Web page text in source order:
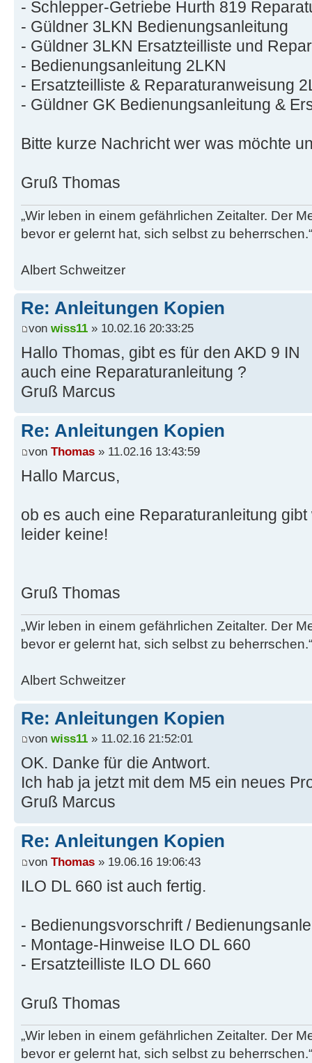
- Schlepper-Getriebe Hurth 819
- Güldner 3LKN Bedienungsanleitung
- Güldner 3LKN Ersatzteilliste und
- Bedienungsanleitung 2LKN
- Ersatzteilliste & Reparaturanweisung
- Güldner GK Bedienungsanleitung &
Bitte kurze Nachricht wer was möchte
Gruß Thomas
„Wir leben in einem gefährlichen Zeitalter. Der
bevor er gelernt hat, sich selbst zu beherrschen.“
Albert Schweitzer
Re: Anleitungen Kopien
von wiss11 » 10.02.16 20:33:25
Hallo Thomas, gibt es für den AKD 9 IN
auch eine Reparaturanleitung ?
Gruß Marcus
Re: Anleitungen Kopien
von Thomas » 11.02.16 13:43:59
Hallo Marcus,
ob es auch eine Reparaturanleitung
leider keine!
Gruß Thomas
„Wir leben in einem gefährlichen Zeitalter. Der
bevor er gelernt hat, sich selbst zu beherrschen.“
Albert Schweitzer
Re: Anleitungen Kopien
von wiss11 » 11.02.16 21:52:01
OK. Danke für die Antwort.
Ich hab ja jetzt mit dem M5 ein neues
Gruß Marcus
Re: Anleitungen Kopien
von Thomas » 19.06.16 19:06:43
ILO DL 660 ist auch fertig.
- Bedienungsvorschrift /
- Montage-Hinweise ILO DL 660
- Ersatzteilliste ILO DL 660
Gruß Thomas
„Wir leben in einem gefährlichen Zeitalter. Der
bevor er gelernt hat, sich selbst zu beherrschen.“